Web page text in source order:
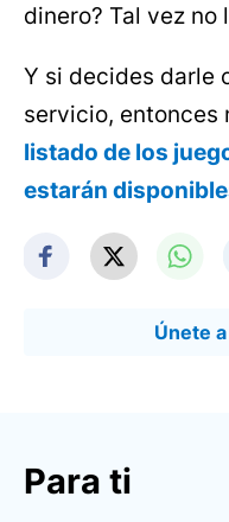
dinero? Tal vez no
Y si decides darle
servicio, entonces
listado de los
estarán
Únete
Para ti